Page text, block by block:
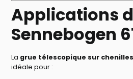
Applications
Sennebogen
La grue télescopique sur chenilles
idéale pour :